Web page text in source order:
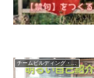
チームビルディング・組織活性化